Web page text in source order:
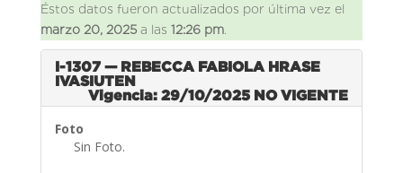
Éstos datos fueron actualizados por última vez el
marzo 20, 2025a las 12:26 pm.
I-1307 — REBECCA FABIOLA HRASE
IVASIUTEN
Vigencia: 29/10/2025 NO VIGENTE
Foto
Sin Foto.